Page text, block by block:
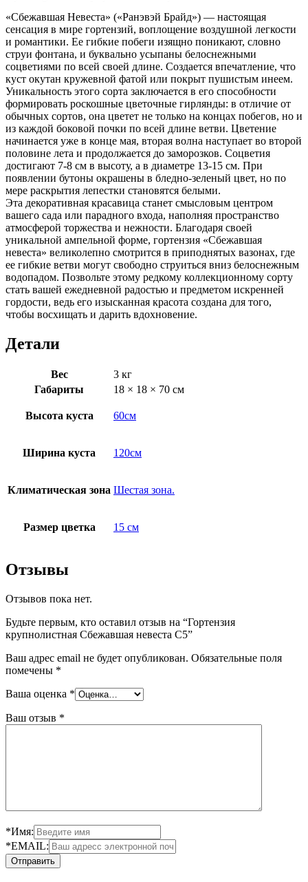
«Сбежавшая Невеста» («Ранэвэй Брайд») — настоящая
сенсация в мире гортензий, воплощение воздушной легкости
и романтики. Ее гибкие побеги изящно поникают, словно
струи фонтана, и буквально усыпаны белоснежными
соцветиями по всей своей длине. Создается впечатление, что
куст окутан кружевной фатой или покрыт пушистым инеем.
Уникальность этого сорта заключается в его способности
формировать роскошные цветочные гирлянды: в отличие от
обычных сортов, она цветет не только на концах побегов, но и
из каждой боковой почки по всей длине ветви. Цветение
начинается уже в конце мая, вторая волна наступает во второй
половине лета и продолжается до заморозков. Соцветия
достигают 7-8 см в высоту, а в диаметре 13-15 см. При
появлении бутоны окрашены в бледно-зеленый цвет, но по
мере раскрытия лепестки становятся белыми.
Эта декоративная красавица станет смысловым центром
вашего сада или парадного входа, наполняя пространство
атмосферой торжества и нежности. Благодаря своей
уникальной ампельной форме, гортензия «Сбежавшая
невеста» великолепно смотрится в приподнятых вазонах, где
ее гибкие ветви могут свободно струиться вниз белоснежным
водопадом. Позвольте этому редкому коллекционному сорту
стать вашей ежедневной радостью и предметом искренней
гордости, ведь его изысканная красота создана для того,
чтобы восхищать и дарить вдохновение.
Детали
Вес
3 кг
Габариты
18 × 18 × 70 см
Высота куста 60см
Ширина куста 120см
Климатическая зона Шестая зона.
Размер цветка 15 см
Отзывы
Отзывов пока нет.
Будьте первым, кто оставил отзыв на “Гортензия
крупнолистная Сбежавшая невеста С5”
Ваш адрес email не будет опубликован. Обязательные поля
помечены *
Ваша оценка *
Ваш отзыв *
*Имя:
*EMAIL: